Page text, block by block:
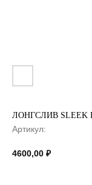
ЛОНГСЛИВ SLEEK
Артикул:
4600,00 ₽